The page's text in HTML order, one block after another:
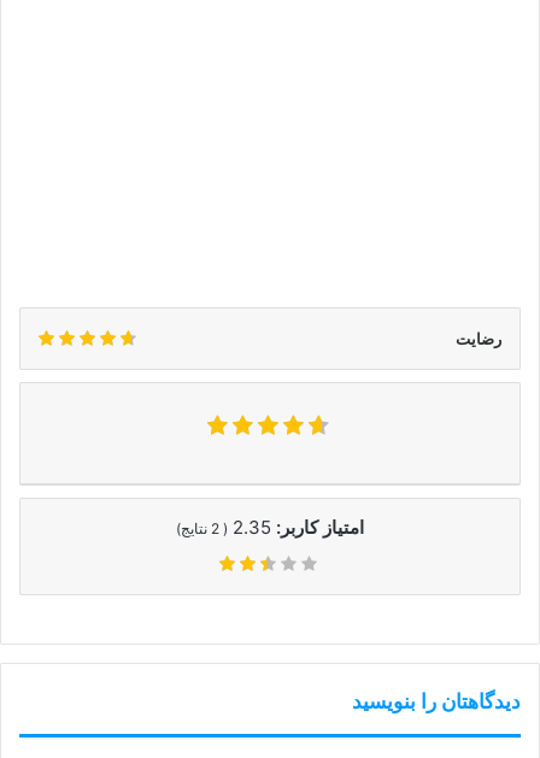
رضایت
امتیاز کاربر: 2.35
(
2 نتایج)
دیدگاهتان را بنویسید